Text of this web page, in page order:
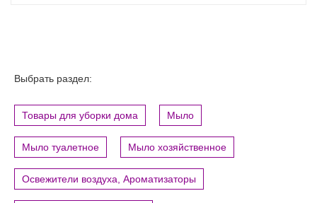
Выбрать раздел:
Товары для уборки дома Мыло
Мыло туалетное Мыло хозяйственное
Освежители воздуха, Ароматизаторы